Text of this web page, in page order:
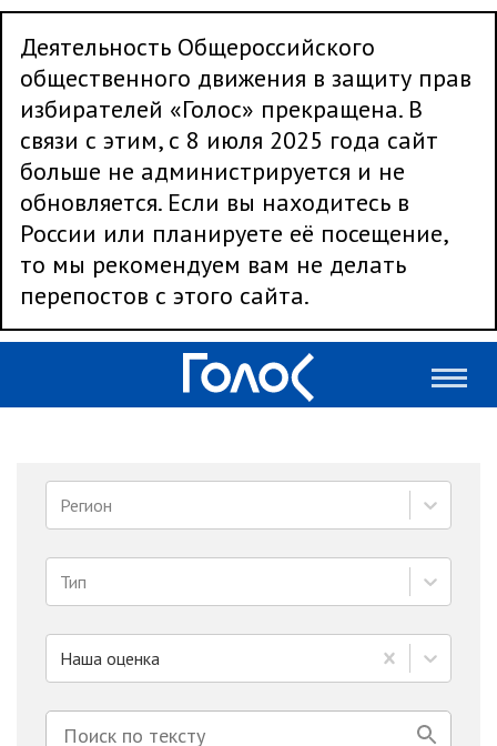
Деятельность Общероссийского
общественного движения в защиту прав
избирателей «Голос» прекращена. В
связи с этим, с 8 июля 2025 года сайт
больше не администрируется и не
обновляется. Если вы находитесь в
России или планируете её посещение,
то мы рекомендуем вам не делать
перепостов с этого сайта.
Регион
Тип
Наша оценка